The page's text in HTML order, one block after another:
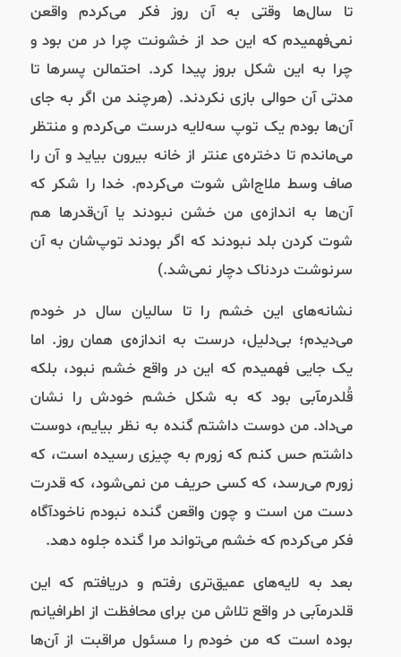
تا سال‌ها وقتی به آن روز فکر می‌کردم واقعن
نمی‌فهمیدم که این حد از خشونت چرا در من بود و
چرا به این شکل بروز پیدا کرد. احتمالن پسرها تا
مدتی آن حوالی بازی نکردند. (هرچند من اگر به جای
آن‌ها بودم یک توپ سه‌لایه درست می‌کردم و منتظر
می‌ماندم تا دختره‌ی عنتر از خانه بیرون بیاید و آن را
صاف وسط ملاج‌اش شوت می‌کردم. خدا را شکر که
آن‌ها به اندازه‌ی من خشن نبودند یا آن‌قد‌رها هم
شوت کردن بلد نبودند که اگر بودند توپ‌شان به آن
سرنوشت دردناک دچار نمی‌شد.)
نشانه‌های این خشم را تا سالیان سال در خودم
می‌دیدم؛ بی‌دلیل، درست به اندازه‌ی همان روز. اما
یک جایی فهمیدم که این در واقع خشم نبود، بلکه
قُلدرمآبی بود که به شکل خشم خودش را نشان
می‌داد. من دوست داشتم گنده به نظر بیایم، دوست
داشتم حس کنم که زورم به چیزی رسیده است، که
زورم می‌رسد، که کسی حریف من نمی‌شود، که قدرت
دست من است و چون واقعن گنده نبودم ناخودآگاه
فکر می‌‌کردم که خشم می‌تواند مرا گنده جلوه دهد.
بعد به لایه‌های عمیق‌تری رفتم و دریافتم که این
قلدرمآبی در واقع تلاش من برای محافظت از اطرافیانم
بوده است که من خودم را مسئول مراقبت از آن‌ها